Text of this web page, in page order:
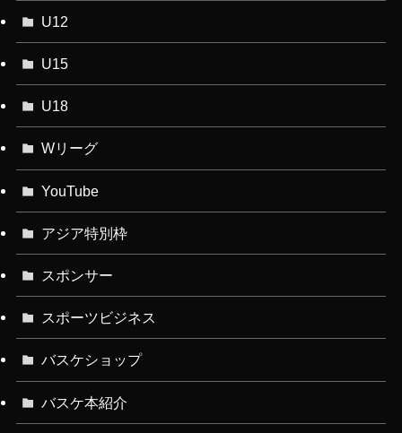
U12
U15
U18
Wリーグ
YouTube
アジア特別枠
スポンサー
スポーツビジネス
バスケショップ
バスケ本紹介